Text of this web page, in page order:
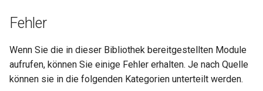
Fehler
Wenn Sie die in dieser Bibliothek bereitgestellten Module
aufrufen, können Sie einige Fehler erhalten. Je nach Quelle
können sie in die folgenden Kategorien unterteilt werden.